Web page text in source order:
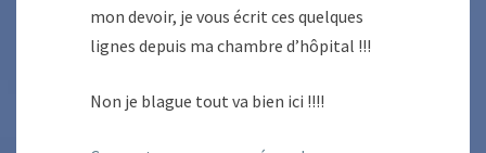
mon devoir, je vous écrit ces quelques
lignes depuis ma chambre d’hôpital !!!
Non je blague tout va bien ici !!!!